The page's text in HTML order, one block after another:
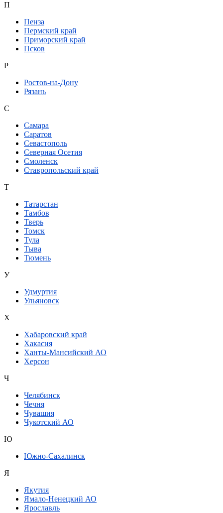
П
Пенза
Пермский край
Приморский край
Псков
Р
Ростов-на-Дону
Рязань
С
Самара
Саратов
Севастополь
Северная Осетия
Смоленск
Ставропольский край
Т
Татарстан
Тамбов
Тверь
Томск
Тула
Тыва
Тюмень
У
Удмуртия
Ульяновск
Х
Хабаровский край
Хакасия
Ханты-Мансийский АО
Херсон
Ч
Челябинск
Чечня
Чувашия
Чукотский АО
Ю
Южно-Сахалинск
Я
Якутия
Ямало-Ненецкий АО
Ярославль